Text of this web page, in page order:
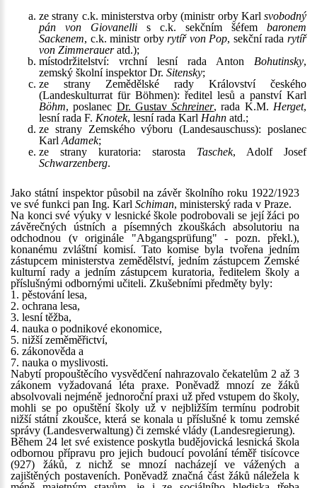
ze strany c.k. ministerstva orby (ministr orby Karl svobodný
pán von Giovanelli s c.k. sekčním šéfem baronem
Sackenem, c.k. ministr orbyrytíř von Pop, sekční radarytíř
von Zimmeraueratd.);
místodržitelství: vrchní lesní rada Anton Bohutinsky,
zemský školní inspektor Dr. Sitensky;
ze strany Zemědělské rady Království českého
(Landeskulturrat für Böhmen): ředitel lesů a panství Karl
Böhm, poslanec Dr. GustavSchreiner, rada K.M. Herget,
lesní rada F. Knotek, lesní rada Karl Hahn atd.;
ze strany Zemského výboru (Landesauschuss): poslanec
Karl Adamek;
ze strany kuratoria: starosta Taschek, Adolf Josef
Schwarzenberg.
Jako státní inspektor působil na závěr školního roku 1922/1923
ve své funkci pan Ing. Karl Schiman, ministerský rada v Praze.
Na konci své výuky v lesnické škole podrobovali se její žáci po
závěrečných ústních a písemných zkouškách absolutoriu na
odchodnou (v originále "Abgangsprüfung" - pozn. překl.),
konanému zvláštní komisí. Tato komise byla tvořena jedním
zástupcem ministerstva zemědělství, jedním zástupcem Zemské
kulturní rady a jedním zástupcem kuratoria, ředitelem školy a
příslušnými odbornými učiteli. Zkušebními předměty byly:
1. pěstování lesa,
2. ochrana lesa,
3. lesní těžba,
4. nauka o podnikové ekonomice,
5. nižší zeměměřictví,
6. zákonověda a
7. nauka o myslivosti.
Nabytí propouštěcího vysvědčení nahrazovalo čekatelům 2 až 3
zákonem vyžadovaná léta praxe. Poněvadž mnozí ze žáků
absolvovali nejméně jednoroční praxi už před vstupem do školy,
mohli se po opuštění školy už v nejbližším termínu podrobit
nižší státní zkoušce, která se konala u příslušné k tomu zemské
správy (Landesverwaltung) či zemské vlády (Landesregierung).
Během 24 let své existence poskytla budějovická lesnická škola
odbornou přípravu pro jejich budoucí povolání téměř tisícovce
(927) žáků, z nichž se mnozí nacházejí ve vážených a
zajištěných postaveních. Poněvadž značná část žáků náležela k